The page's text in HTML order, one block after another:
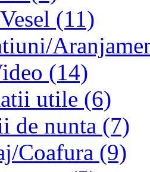
(11)
(14)
utile (6)
de nunta (7)
Coafura (9)